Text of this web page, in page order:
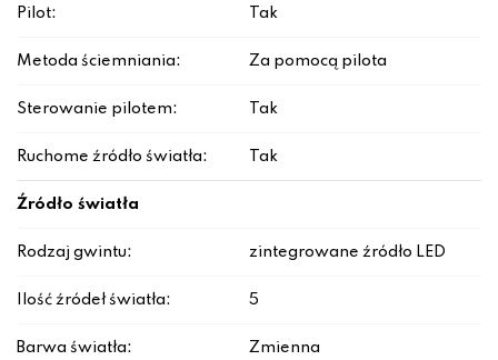
Pilot: Tak
Metoda ściemniania: Za pomocą pilota
Sterowanie pilotem: Tak
Ruchome źródło światła: Tak
Źródło światła
Rodzaj gwintu: zintegrowane źródło LED
Ilość źródeł światła: 5
Barwa światła: Zmienna